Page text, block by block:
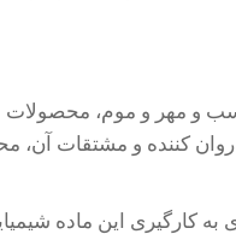
مهر و موم، محصولات
کننده و مشتقات آن،
به کارگیری این ماده